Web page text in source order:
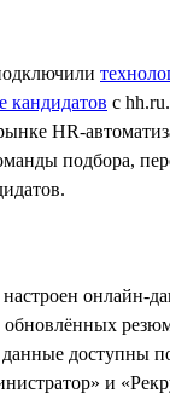
кандидатов с
HR-
подбора,
онлайн-
обновлённых
доступны
и